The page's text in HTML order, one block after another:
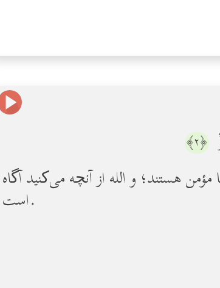
﴿٢﴾
هستند؛ و الله از آنچه می‌کنید آگاه
است.